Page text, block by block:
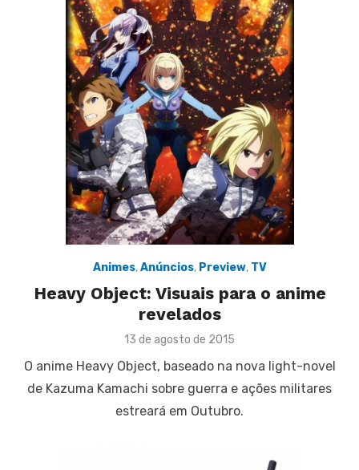
Animes,Anúncios, Preview, TV
Heavy Object: Visuais para o anime
revelados
Posted
13 de agosto de 2015
O anime Heavy Object, baseado na nova light-novel
de Kazuma Kamachi sobre guerra e ações militares
estreará em Outubro.